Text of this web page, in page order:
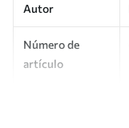
Autor
Número de
artículo